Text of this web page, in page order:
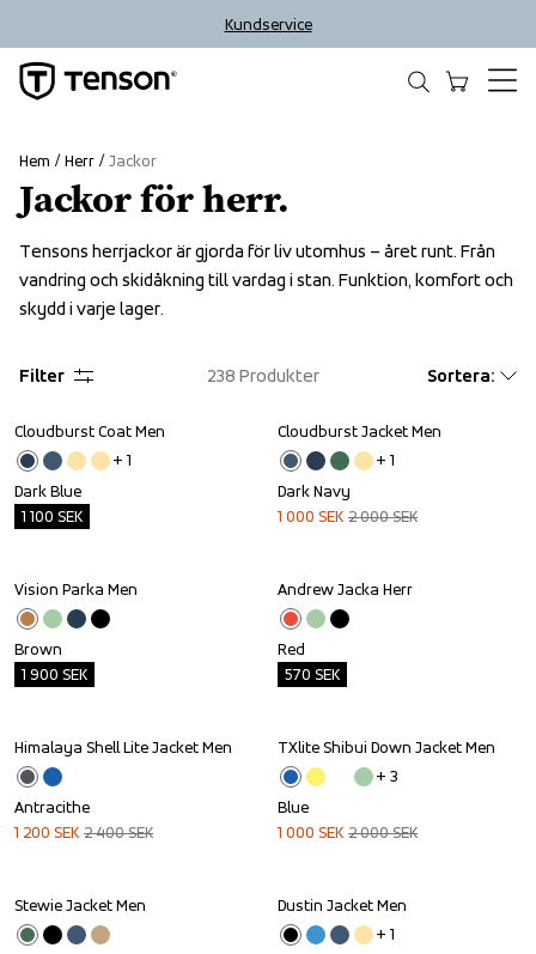
Kundservice
Hem Herr Jackor
Jackor för herr.
Tensons herrjackor är gjorda för liv utomhus – året runt. Från
vandring och skidåkning till vardag i stan. Funktion, komfort och
skydd i varje lager.
Filter 238 Produkter Sortera:
Outlet
Cloudburst Coat Men
+ 1
Dark Blue
1 100 SEK
Sale
Cloudburst Jacket Men
+ 1
Dark Navy
1 000 SEK 2 000SEK
Outlet
Vision Parka Men
Brown
1 900 SEK
Outlet
Andrew Jacka Herr
Red
570 SEK
Sale
Himalaya Shell Lite Jacket Men
Antracithe
1 200 SEK 2 400SEK
Sale
TXlite Shibui Down Jacket Men
+ 3
Blue
1 000 SEK 2 000SEK
Outlet
Stewie Jacket Men Sale
Dustin Jacket Men
+ 1